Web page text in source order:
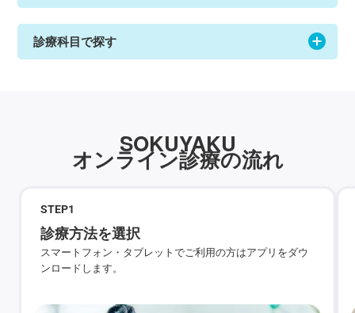
診療科目で探す
SOKUYAKU
オンライン診療の流れ
STEP1
診療方法を選択
スマートフォン・タブレットでご利用の方はアプリをダウ
ンロードします。